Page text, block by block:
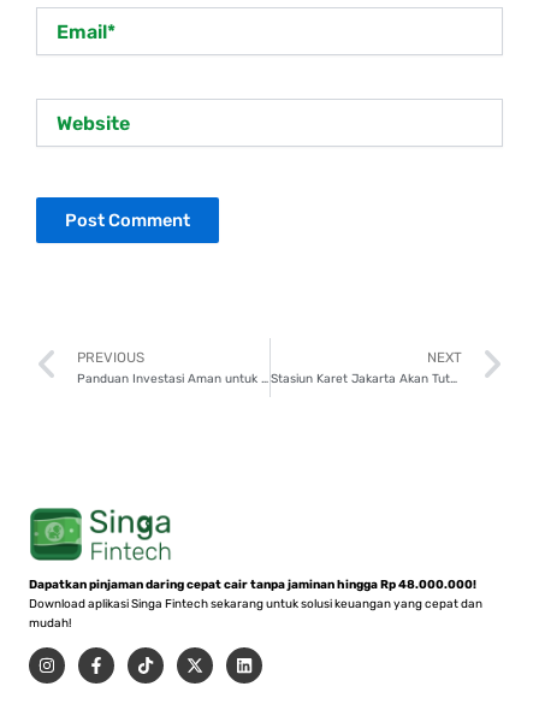
Prev
PREVIOUS NEXT
Stasiun Karet Jakarta Akan Tutup, Apa Dampaknya Bagi Pengguna KRL?
Dapatkan pinjaman daring cepat cair tanpa jaminan hingga Rp 48.000.000!
Download aplikasi Singa Fintech sekarang untuk solusi keuangan yang cepat dan
mudah!
I
n
s
F
a
c
T
i
k
X
-
t
L
i
n